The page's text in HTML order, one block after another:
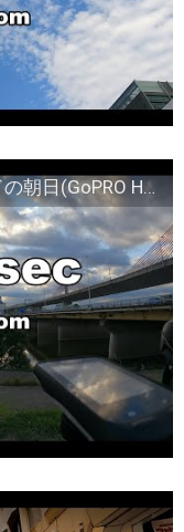
[vlog2] 庄内川サイクリングロードの朝日(GoPRO HERO9 Black)